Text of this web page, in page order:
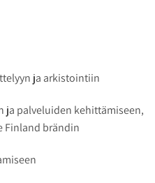
ja arkistointiin
ja palveluiden kehittämiseen,
Finland brändin